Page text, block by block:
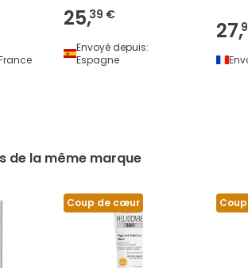
25,39 €
Envoyé depuis:
Espagne
27,
de la même marque
Coup de cœur